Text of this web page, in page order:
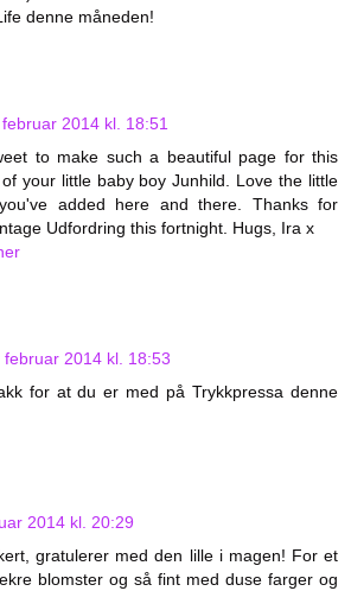
denne måneden!
2014 kl. 18:51
to make such a beautiful page for this
your little baby boy Junhild. Love the little
added here and there. Thanks for
Udfordring this fortnight. Hugs, Ira x
februar 2014 kl. 18:53
for at du er med på Trykkpressa denne
2014 kl. 20:29
gratulerer med den lille i magen! For et
blomster og så fint med duse farger og